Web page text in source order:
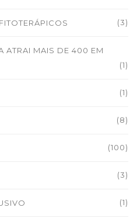
(3)
ATRAI MAIS DE 400 EM
(1)
(1)
(8)
(100)
(3)
(1)